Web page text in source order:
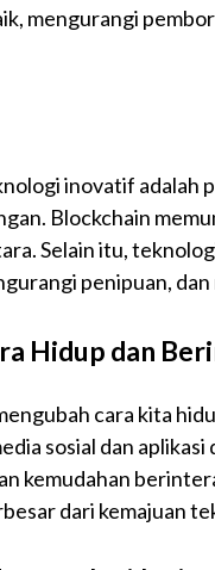
mengurangi
inovatif adalah
Blockchain
Selain itu,
penipuan,
Hidup dan
cara kita
sosial dan
kemudahan
dari kemajuan